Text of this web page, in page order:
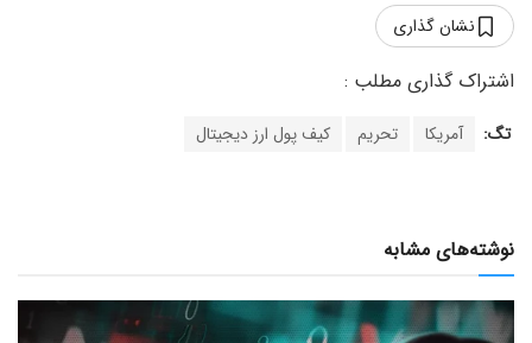
نشان گذاری
تگ: آمریکا تحریم کیف پول ارز دیجیتال
نوشته‌های مشابه